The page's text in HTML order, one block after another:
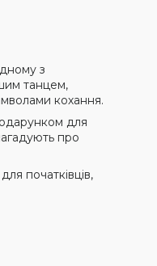
з
танцем,
кохання.
для
про
початківців,